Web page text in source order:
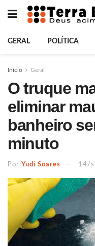
GERAL POLÍTICA
Início Geral
O truque
eliminar
banheiro
minuto
Por Yudi Soares 14/